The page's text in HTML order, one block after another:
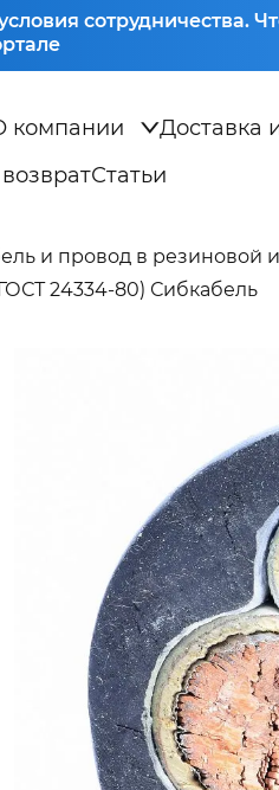
сотрудничества.
компании Доставка
Статьи
и провод в резиновой
24334-80) Сибкабель